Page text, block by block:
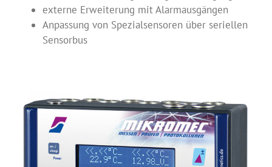
externe Erweiterung mit Alarmausgängen
Anpassung von Spezialsensoren über seriellen
Sensorbus